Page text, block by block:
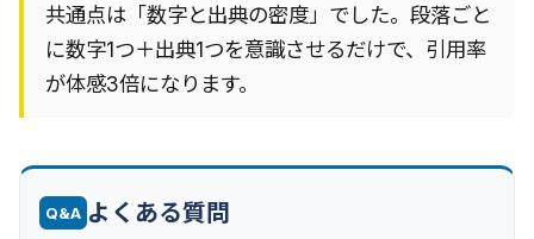
共通点は「数字と出典の密度」でした。段落ごと
に数字1つ＋出典1つを意識させるだけで、引用率
が体感3倍になります。
Q&A よくある質問